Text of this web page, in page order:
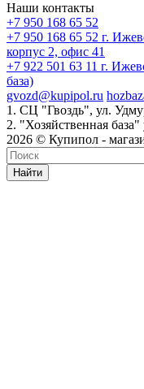
Наши контакты
+7 950 168 65 52
+7 950 168 65 52 г.
корпус 2, офис 41
+7 922 501 63 11 г.
база)
gvozd@kupipol.ru
1. СЦ "Гвоздь", ул.
2. "Хозяйственная
2026 © Купипол -
Найти